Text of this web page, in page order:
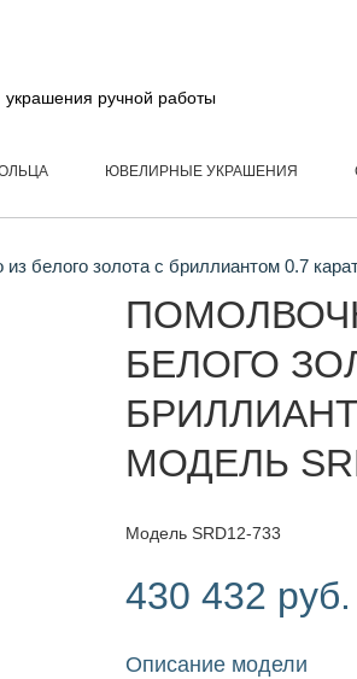
украшения ручной работы
ЮВЕЛИРНЫЕ УКРАШЕНИЯ
белого золота с бриллиантом 0.7
БЕЛОГО
МОДЕЛЬ
Модель SRD12-733
430 432 руб.
Описание модели